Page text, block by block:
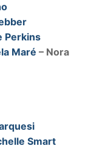
Perkins
Maré – Nora
Smart